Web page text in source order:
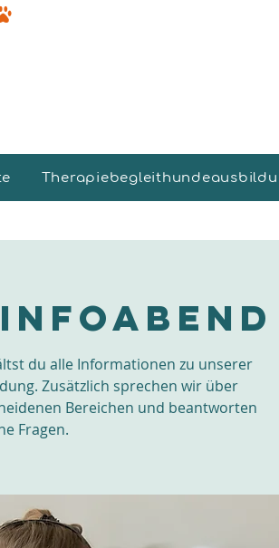
du alle Informationen zu unserer
Zusätzlich sprechen wir über
Bereichen und beantworten
Fragen.